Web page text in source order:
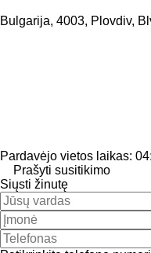
Bulgarija, 4003, Plovdiv,
Pardavėjo vietos laikas:
Prašyti susitikimo
Siųsti žinutę